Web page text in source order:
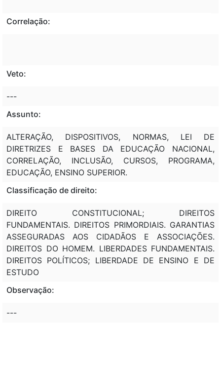
Correlação:
Veto:
---
Assunto:
ALTERAÇÃO, DISPOSITIVOS, NORMAS, LEI DE
DIRETRIZES E BASES DA EDUCAÇÃO NACIONAL,
CORRELAÇÃO, INCLUSÃO, CURSOS, PROGRAMA,
EDUCAÇÃO, ENSINO SUPERIOR.
Classificação de direito:
DIREITO CONSTITUCIONAL; DIREITOS
FUNDAMENTAIS. DIREITOS PRIMORDIAIS. GARANTIAS
ASSEGURADAS AOS CIDADÃOS E ASSOCIAÇÕES.
DIREITOS DO HOMEM. LIBERDADES FUNDAMENTAIS.
DIREITOS POLÍTICOS; LIBERDADE DE ENSINO E DE
ESTUDO
Observação:
---